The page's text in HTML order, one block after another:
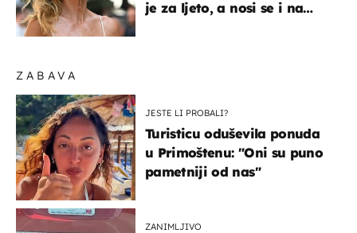
ZABAVA
JESTE LI PROBALI?
Turisticu oduševila ponuda
u Primoštenu: "Oni su puno
pametniji od nas"
ZANIMLJIVO
je za ljeto, a nosi se i na